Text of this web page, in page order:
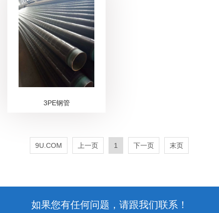
3PE钢管
9U.COM 上一页 1 下一页 末页
如果您有任何问题，请跟我们联系！